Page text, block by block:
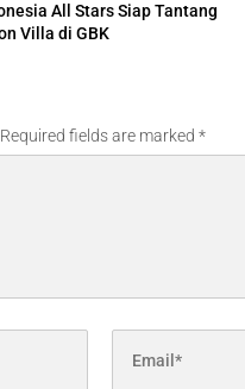
All Stars Siap Tantang
Villa di GBK
Required fields are marked *